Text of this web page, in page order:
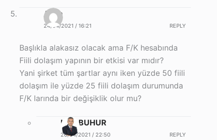
Asım
24/04/2021 / 16:21 REPLY
Başlıkla alakasız olacak ama F/K hesabında
Fiili dolaşım yapının bir etkisi var mıdır?
Yani şirket tüm şartlar aynı iken yüzde 50 fiili
dolaşım ile yüzde 25 fiili dolaşım durumunda
F/K larında bir değişiklik olur mu?
Halil BUHUR
26/04/2021 / 22:50 REPLY